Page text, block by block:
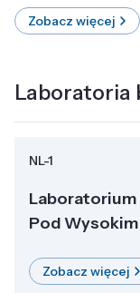
Zobacz więcej
Laboratoria
NL-1
Pod
Zobacz więcej